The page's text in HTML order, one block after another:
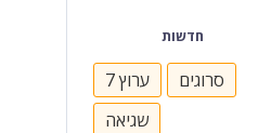
חדשות
ערוץ 7
סרוגים
שגיאה